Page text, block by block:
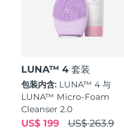
LUNA™ 4 套装
包装内含: LUNA™ 4 与
LUNA™ Micro-Foam
Cleanser 2.0
US$ 263.9
US$ 199